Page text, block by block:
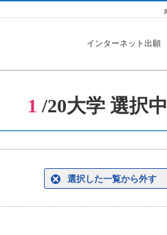
インターネット出願
1 /20大学 選択中
選択した一覧から外す